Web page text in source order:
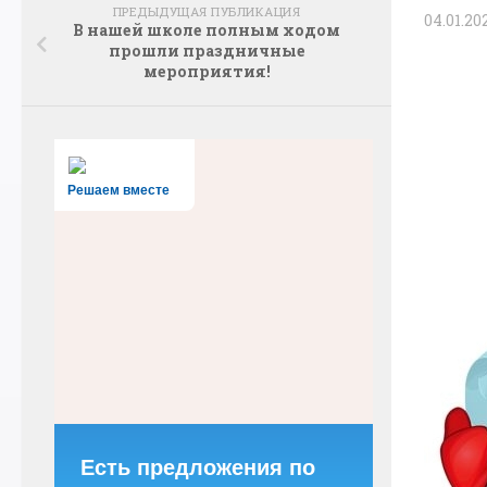
ПРЕДЫДУЩАЯ ПУБЛИКАЦИЯ
В нашей школе полным ходом
прошли праздничные
мероприятия!
Решаем вместе
Есть предложения по